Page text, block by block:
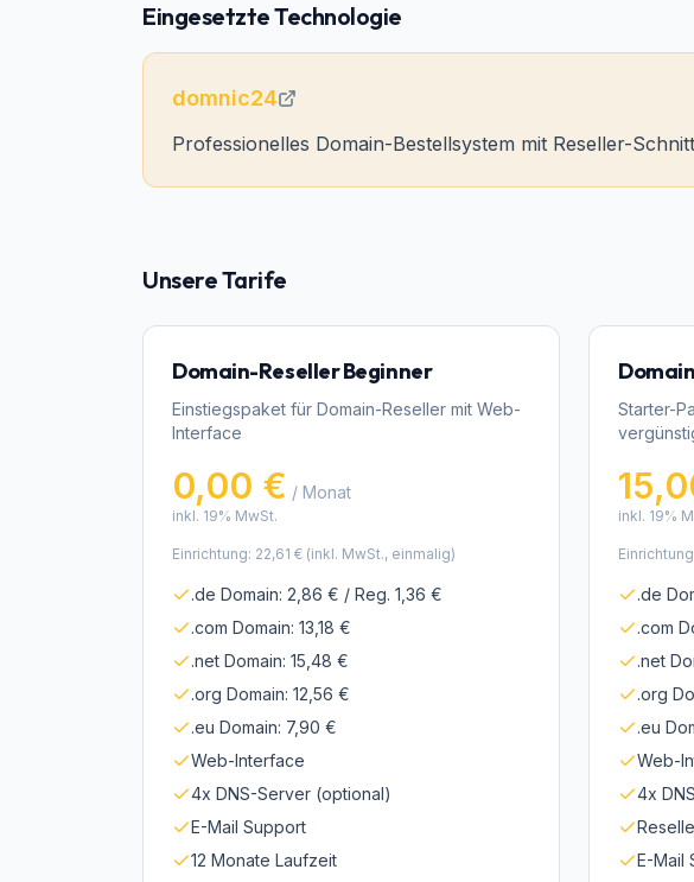
Eingesetzte Technologie
domnic24
Professionelles Domain-Bestellsystem mit Reseller-
Unsere Tarife
Domain-Reseller Beginner
Einstiegspaket für Domain-Reseller mit Web-
Interface
0,00 € / Monat
inkl. 19% MwSt.
Einrichtung: 22,61 € (inkl. MwSt., einmalig)
.de Domain: 2,86 € / Reg. 1,36 €
.com Domain: 13,18 €
.net Domain: 15,48 €
.org Domain: 12,56 €
.eu Domain: 7,90 €
Web-Interface
4x DNS-Server (optional)
E-Mail Support
12 Monate Laufzeit
Starter-
inkl. 19%
.de
.com
.net
.org
.eu
Web-
4x
E-Mail